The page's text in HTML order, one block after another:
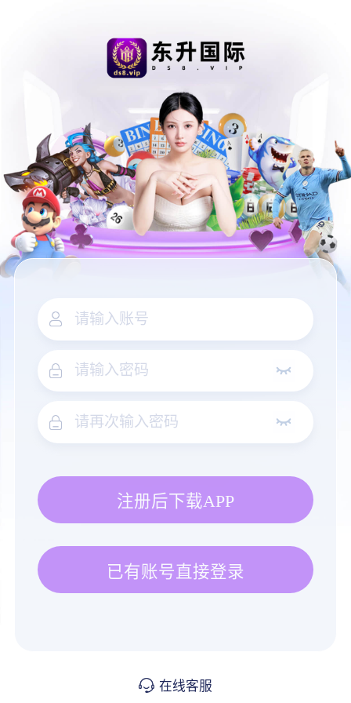
注册后下载APP
已有账号直接登录
在线客服